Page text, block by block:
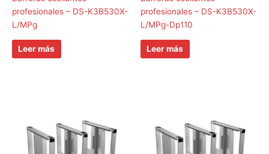
profesionales – DS-K3B530X-
L/MPg
Leer más
profesionales – DS-K3B530X-
L/MPg-Dp110
Leer más